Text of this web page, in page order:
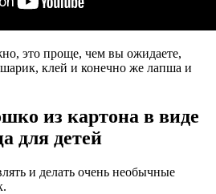
это проще, чем вы ожидаете,
клей и конечно же лапша и
из картона в виде
для детей
и делать очень необычные